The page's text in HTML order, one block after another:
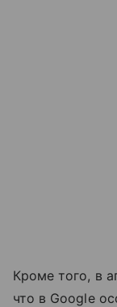
Кроме того, в
что в Google